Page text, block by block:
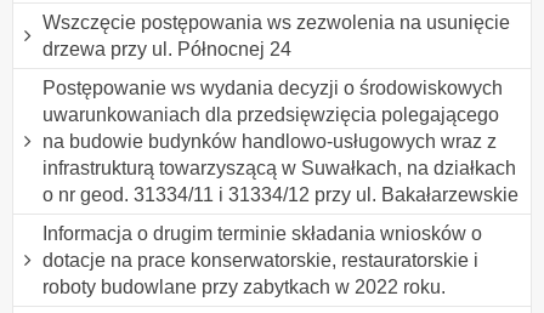
Wszczęcie postępowania ws zezwolenia na usunięcie
drzewa przy ul. Północnej 24
Postępowanie ws wydania decyzji o środowiskowych
uwarunkowaniach dla przedsięwzięcia polegającego
na budowie budynków handlowo-usługowych wraz z
infrastrukturą towarzyszącą w Suwałkach, na działkach
o nr geod. 31334/11 i 31334/12 przy ul. Bakałarzewskie
Informacja o drugim terminie składania wniosków o
dotacje na prace konserwatorskie, restauratorskie i
roboty budowlane przy zabytkach w 2022 roku.